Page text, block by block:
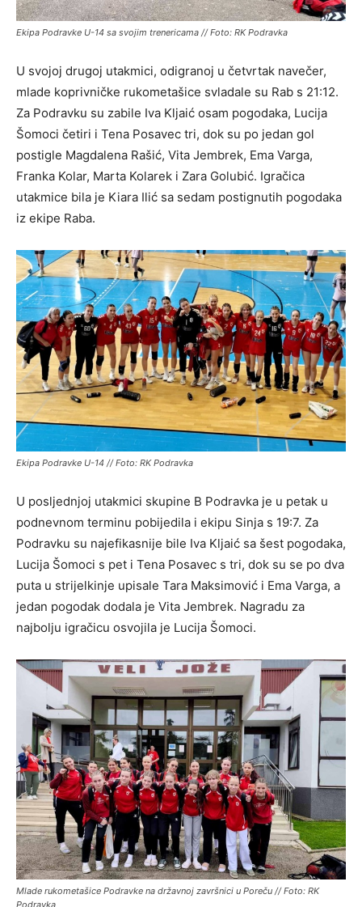
Ekipa Podravke U-14 sa svojim trenericama // Foto: RK Podravka
U svojoj drugoj utakmici, odigranoj u četvrtak navečer,
mlade koprivničke rukometašice svladale su Rab s 21:12.
Za Podravku su zabile Iva Kljaić osam pogodaka, Lucija
Šomoci četiri i Tena Posavec tri, dok su po jedan gol
postigle Magdalena Rašić, Vita Jembrek, Ema Varga,
Franka Kolar, Marta Kolarek i Zara Golubić. Igračica
utakmice bila je Kiara Ilić sa sedam postignutih pogodaka
iz ekipe Raba.
Ekipa Podravke U-14 // Foto: RK Podravka
U posljednjoj utakmici skupine B Podravka je u petak u
podnevnom terminu pobijedila i ekipu Sinja s 19:7. Za
Podravku su najefikasnije bile Iva Kljaić sa šest pogodaka,
Lucija Šomoci s pet i Tena Posavec s tri, dok su se po dva
puta u strijelkinje upisale Tara Maksimović i Ema Varga, a
jedan pogodak dodala je Vita Jembrek. Nagradu za
najbolju igračicu osvojila je Lucija Šomoci.
Mlade rukometašice Podravke na državnoj završnici u Poreču // Foto: RK
Podravka